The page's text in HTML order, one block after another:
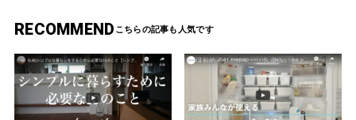
RECOMMEND